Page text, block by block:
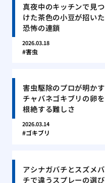
真夜中のキッチンで見つ
けた茶色の小豆が招いた
恐怖の連鎖
2026.03.18
害虫
害虫駆除のプロが明かす
チャバネゴキブリの卵を
根絶する難しさ
2026.03.14
ゴキブリ
アシナガバチとスズメバ
チで違うスプレーの選び